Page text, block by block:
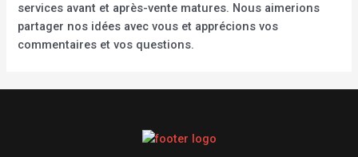
services avant et après-vente matures. Nous aimerions
partager nos idées avec vous et apprécions vos
commentaires et vos questions.